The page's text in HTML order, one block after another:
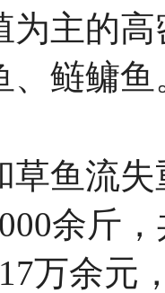
为主的
、鲢鳙鱼
草鱼流
余斤
万余元